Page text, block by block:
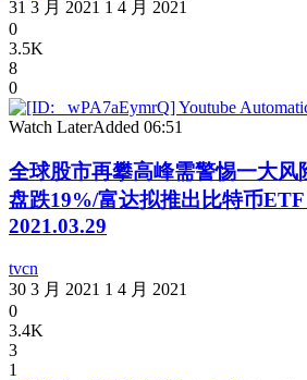
31 3 月 2021 1 4 月 2021
0
3.5K
8
0
Watch LaterAdded 06:51
全球股市再攀高峰需警惕一大风
盘跌19%/富达拟推出比特币
2021.03.29
tvcn
30 3 月 2021 1 4 月 2021
0
3.4K
3
1